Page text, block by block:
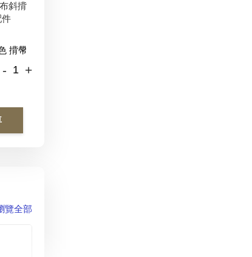
斜揹
件
- +
覽全部